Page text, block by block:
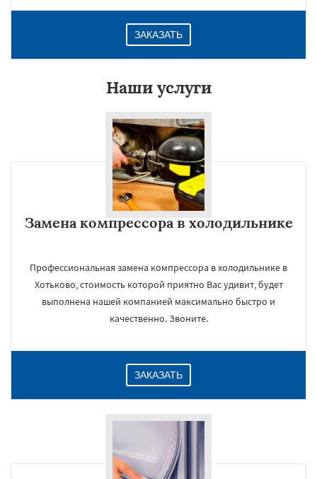
ЗАКАЗАТЬ
Наши услуги
Замена компрессора в холодильнике
Профессиональная замена компрессора в холодильнике в
Хотьково, стоимость которой приятно Вас удивит, будет
выполнена нашей компанией максимально быстро и
качественно. Звоните.
ЗАКАЗАТЬ